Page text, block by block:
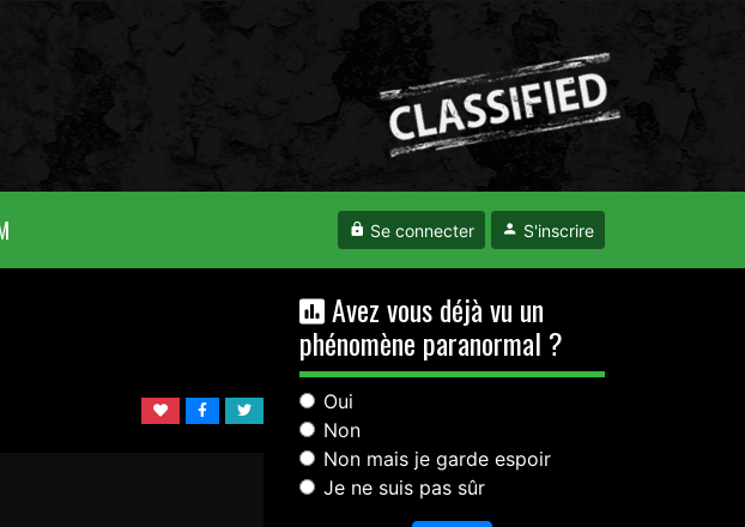
Se connecter S'inscrire
Avez vous déjà vu un
phénomène paranormal ?
Oui
Non
Non mais je garde espoir
Je ne suis pas sûr